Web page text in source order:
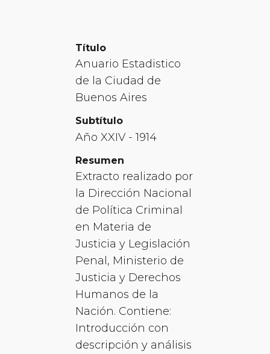
Título
Anuario Estadistico
de la Ciudad de
Buenos Aires
Subtítulo
Año XXIV - 1914
Resumen
Extracto realizado por
la Dirección Nacional
de Política Criminal
en Materia de
Justicia y Legislación
Penal, Ministerio de
Justicia y Derechos
Humanos de la
Nación. Contiene:
Introducción con
descripción y análisis